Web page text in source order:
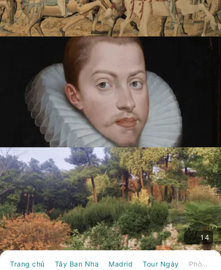
14
Trang chủ Tây Ban Nha Madrid Tour Ngày Phòng trưng bày Bộ sưu tập Hoàng gia và Vườn Hoàng gia: Tour riêng | Tây Ban Nha